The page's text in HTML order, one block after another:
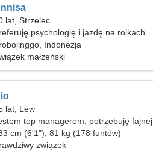
lat, Strzelec
psychologię i jazdę na rolkach
Indonezja
małżeński
lat, Lew
top managerem, potrzebuję fajnej
cm (6'1"), 81 kg (178 funtów)
związek